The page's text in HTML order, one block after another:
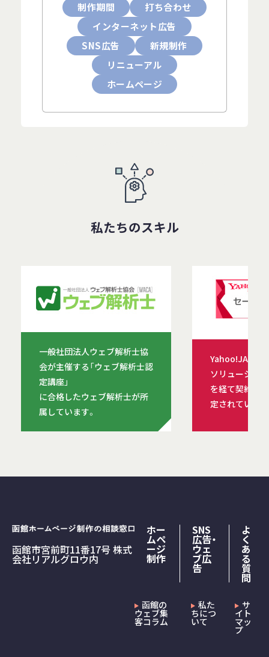
制作期間
打ち合わせ
インターネット広告
SNS広告
新規制作
リニューアル
ホームページ
私たちのスキル
一般社団法人ウェブ解析士協
会が主催する「ウェブ解析士認
定講座」
に合格したウェブ解析士が所
属しています。
Yahoo!JAPAN
ソリューショ
を経て契約を
定されていま
函館市宮前町11番17号 株式
会社リアルグロウ内
ホー
ムペ
ージ
制作
SNS
広告・
ウェ
ブ広
告
よ
く
あ
る
質
問
函館の
ウェブ集
客コラム
私た
ちにつ
いて
サ
イト
マッ
プ